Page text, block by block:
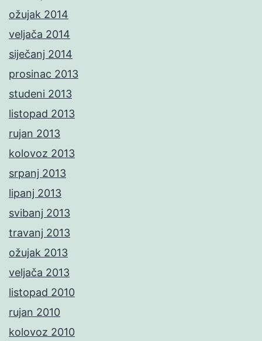
ožujak 2014
veljača 2014
siječanj 2014
prosinac 2013
studeni 2013
listopad 2013
rujan 2013
kolovoz 2013
srpanj 2013
lipanj 2013
svibanj 2013
travanj 2013
ožujak 2013
veljača 2013
listopad 2010
rujan 2010
kolovoz 2010